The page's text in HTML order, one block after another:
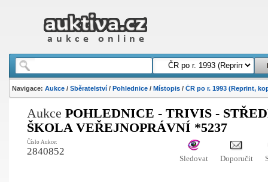
Navigace: Aukce/ Sběratelství/ Pohlednice/ Místopis/ ČR po r. 1993 (Reprint,
Aukce POHLEDNICE - TRIVIS -
ŠKOLA VEŘEJNOPRÁVNÍ *5237
Číslo Aukce:
2840852
Sledovat Doporučit